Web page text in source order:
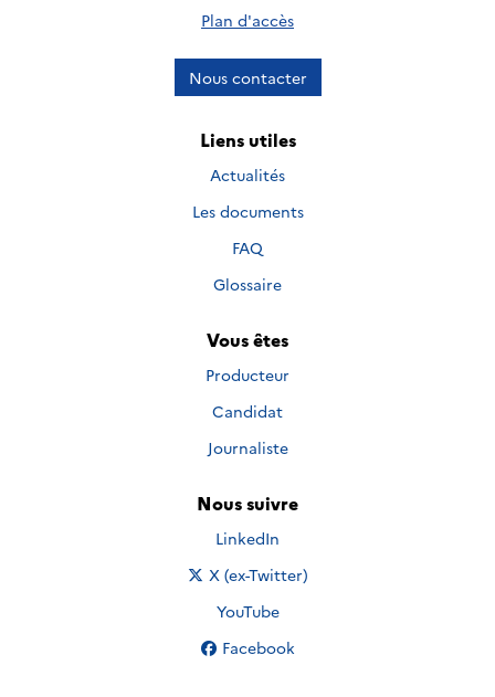
Plan d'accès
Nous contacter
Liens utiles
Actualités
Les documents
FAQ
Glossaire
Vous êtes
Producteur
Candidat
Journaliste
Nous suivre
Nous suivre sur
LinkedIn
Nous suivre sur
X (ex-Twitter)
Nous suivre sur
YouTube
Nous suivre sur
Facebook